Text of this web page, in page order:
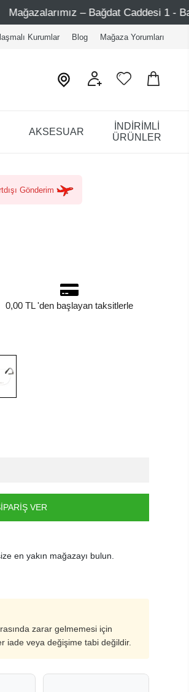
– Bağdat Caddesi 1 - Bağdat Caddesi
Kurumlar Blog Mağaza Yorumları
AKSESUAR
İNDİRİMLİ
ÜRÜNLER
Gönderim
0,00 TL 'den başlayan taksitlerle
VER
en yakın mağazayı bulun.
zarar gelmemesi için
iade veya değişime tabi değildir.